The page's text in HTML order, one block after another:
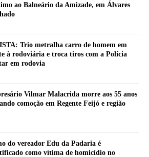
ao Balneário da Amizade, em Álvares
Trio metralha carro de homem em
à rodoviária e troca tiros com a Polícia
em rodovia
Vilmar Malacrida morre aos 55 anos
comoção em Regente Feijó e região
do vereador Edu da Padaria é
como vítima de homicídio no